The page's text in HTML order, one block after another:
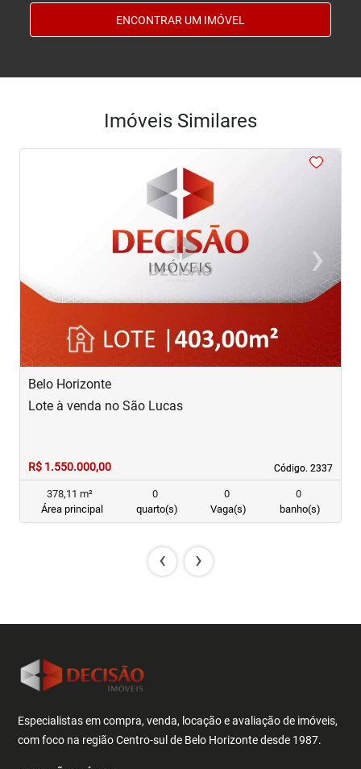
ENCONTRAR UM IMÓVEL
Imóveis Similares
›Next
Belo Horizonte
Código. 2337
Código. 2337
Lote à venda no São Lucas
R$ 1.550.000,00
378,11 m²
Área principal
0
quarto(s)
0
Vaga(s)
0
banho(s)
‹ ›
Especialistas em compra, venda, locação e avaliação de imóveis,
com foco na região Centro-sul de Belo Horizonte desde 1987.